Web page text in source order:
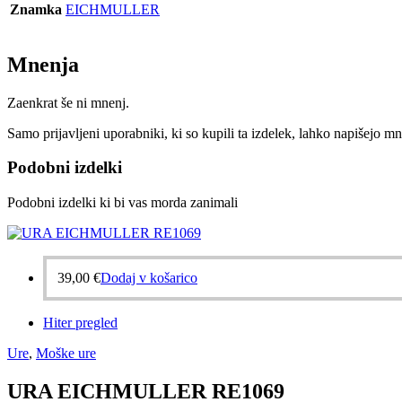
Znamka EICHMULLER
Mnenja
Zaenkrat še ni mnenj.
Samo prijavljeni uporabniki, ki so kupili ta izdelek, lahko napišejo
Podobni izdelki
Podobni izdelki ki bi vas morda zanimali
39,00 €Dodaj v košarico
Hiter pregled
Ure, Moške ure
URA EICHMULLER RE1069